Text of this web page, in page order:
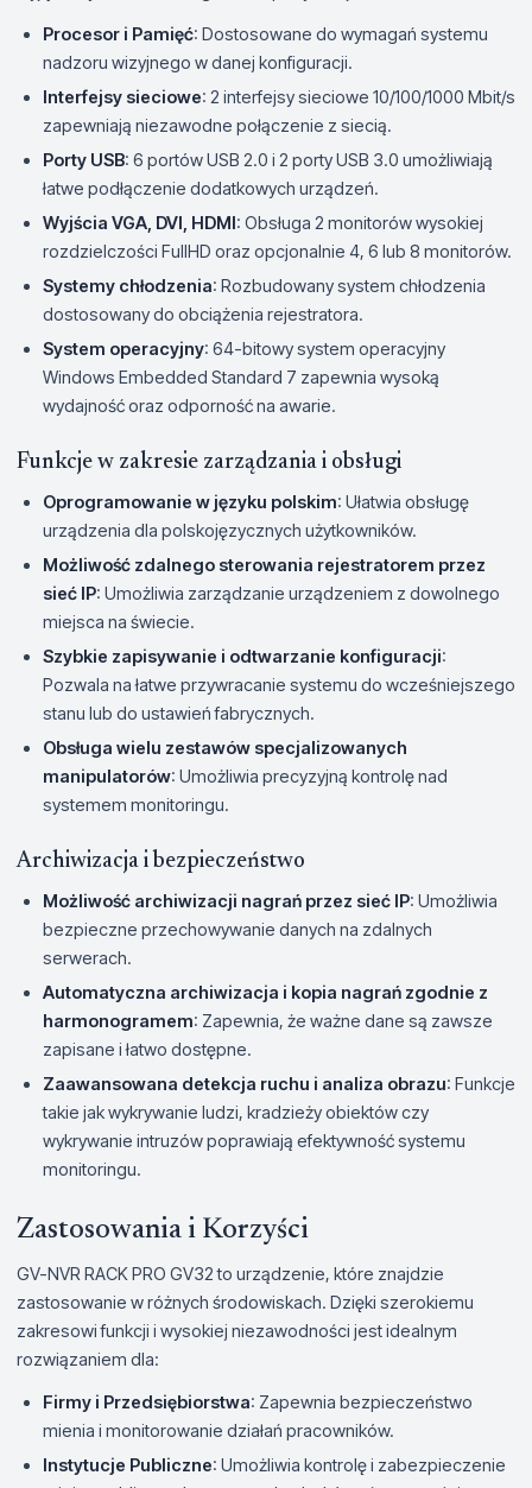
Procesor i Pamięć: Dostosowane do wymagań systemu
nadzoru wizyjnego w danej konfiguracji.
Interfejsy sieciowe: 2 interfejsy sieciowe 10/100/1000 Mbit/s
zapewniają niezawodne połączenie z siecią.
Porty USB: 6 portów USB 2.0 i 2 porty USB 3.0 umożliwiają
łatwe podłączenie dodatkowych urządzeń.
Wyjścia VGA, DVI, HDMI: Obsługa 2 monitorów wysokiej
rozdzielczości FullHD oraz opcjonalnie 4, 6 lub 8 monitorów.
Systemy chłodzenia: Rozbudowany system chłodzenia
dostosowany do obciążenia rejestratora.
System operacyjny: 64-bitowy system operacyjny
Windows Embedded Standard 7 zapewnia wysoką
wydajność oraz odporność na awarie.
Funkcje w zakresie zarządzania i obsługi
Oprogramowanie w języku polskim: Ułatwia obsługę
urządzenia dla polskojęzycznych użytkowników.
Możliwość zdalnego sterowania rejestratorem przez
sieć IP: Umożliwia zarządzanie urządzeniem z dowolnego
miejsca na świecie.
Szybkie zapisywanie i odtwarzanie konfiguracji:
Pozwala na łatwe przywracanie systemu do wcześniejszego
stanu lub do ustawień fabrycznych.
Obsługa wielu zestawów specjalizowanych
manipulatorów: Umożliwia precyzyjną kontrolę nad
systemem monitoringu.
Archiwizacja i bezpieczeństwo
Możliwość archiwizacji nagrań przez sieć IP: Umożliwia
bezpieczne przechowywanie danych na zdalnych
serwerach.
Automatyczna archiwizacja i kopia nagrań zgodnie z
harmonogramem: Zapewnia, że ważne dane są zawsze
zapisane i łatwo dostępne.
Zaawansowana detekcja ruchu i analiza obrazu: Funkcje
takie jak wykrywanie ludzi, kradzieży obiektów czy
wykrywanie intruzów poprawiają efektywność systemu
monitoringu.
Zastosowania i Korzyści
GV-NVR RACK PRO GV32 to urządzenie, które znajdzie
zastosowanie w różnych środowiskach. Dzięki szerokiemu
zakresowi funkcji i wysokiej niezawodności jest idealnym
rozwiązaniem dla:
Firmy i Przedsiębiorstwa: Zapewnia bezpieczeństwo
mienia i monitorowanie działań pracowników.
Instytucje Publiczne: Umożliwia kontrolę i zabezpieczenie